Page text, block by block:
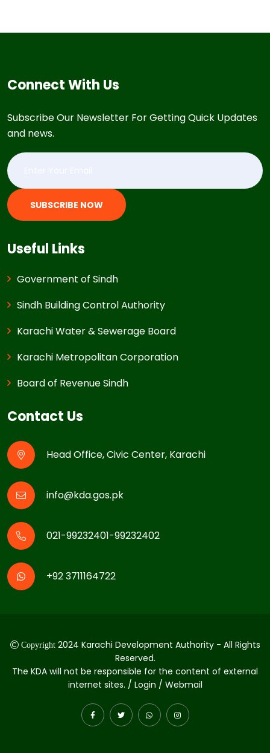
Connect With Us
Subscribe Our Newsletter For Getting Quick Updates
and news.
SUBSCRIBE NOW
Useful Links
Government of Sindh
Sindh Building Control Authority
Karachi Water & Sewerage Board
Karachi Metropolitan Corporation
Board of Revenue Sindh
Contact Us
Head Office, Civic Center, Karachi
info@kda.gos.pk
021-99232401-99232402
+92 3711164722
Copyright2024 Karachi Development Authority - All Rights
Reserved.
The KDA will not be responsible for the content of external
internet sites. / Login / Webmail